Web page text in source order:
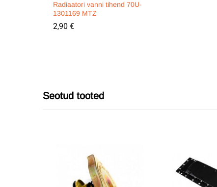
Radiaatori vanni tihend 70U-
1301169 MTZ
2,90 €
Seotud tooted